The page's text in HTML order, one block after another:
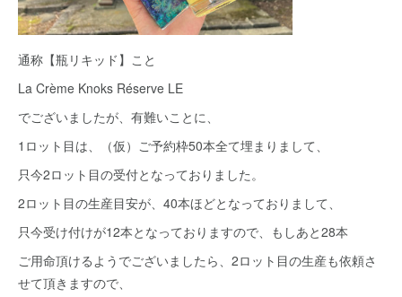
通称【瓶リキッド】こと
La Crème Knoks Réserve LE
でございましたが、有難いことに、
1ロット目は、（仮）ご予約枠50本全て埋まりまして、
只今2ロット目の受付となっておりました。
2ロット目の生産目安が、40本ほどとなっておりまして、
只今受け付けが12本となっておりますので、もしあと28本
ご用命頂けるようでございましたら、2ロット目の生産も依頼さ
せて頂きますので、